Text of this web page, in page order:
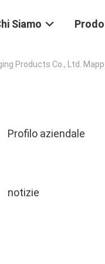
Siamo
Products Co., Ltd.
Profilo aziendale
notizie